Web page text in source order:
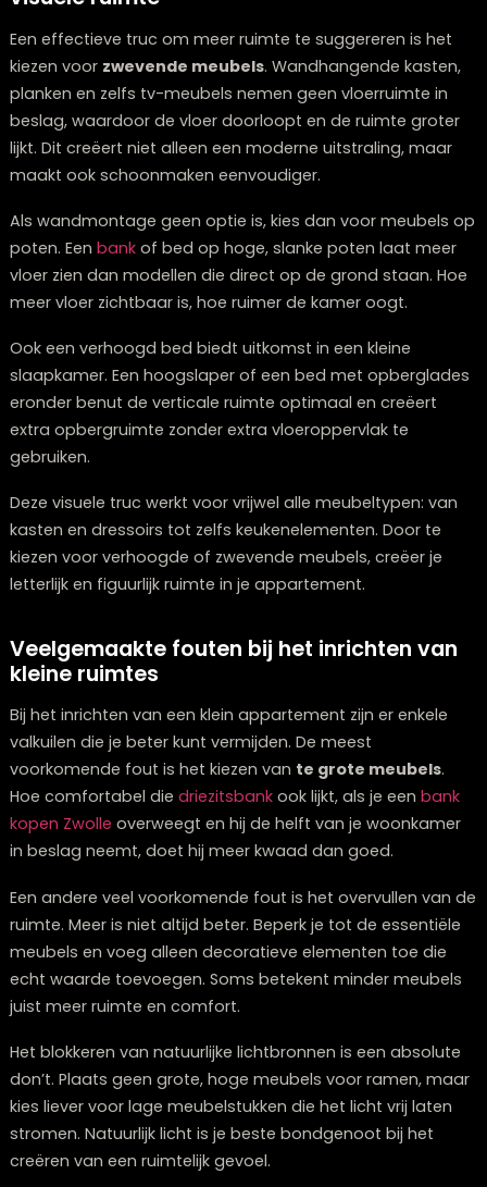
gecombineerd met een hogere boekenkast leidt het
omhoog, wat een ruimtelijker gevoel geeft.
Twijfelt u over welke meubels bij elkaar passen?
Onze stylisten denken graag met u mee.
Plan een stijlconsult
Zwevende en verhoogde meubels voor
visuele ruimte
Een effectieve truc om meer ruimte te suggereren is
kiezen voor
beslag, waardoor de vloer doorloopt en de ruimte
lijkt. Dit creëert niet alleen een moderne uitstraling,
maakt ook schoonmaken eenvoudiger.
poten. Eenbankof bed op hoge, slanke poten laat
vloer zien dan modellen die direct op de grond staan.
meer vloer zichtbaar is, hoe ruimer de kamer oogt.
Ook een verhoogd bed biedt uitkomst in een kleine
slaapkamer. Een hoogslaper of een bed met
eronder benut de verticale ruimte optimaal en creëert
extra opbergruimte zonder extra vloeroppervlak te
gebruiken.
Deze visuele truc werkt voor vrijwel alle meubeltypen:
kasten en dressoirs tot zelfs keukenelementen. Door
kiezen voor verhoogde of zwevende meubels, creëer
Veelgemaakte fouten bij het inrichten
kleine ruimtes
Bij het inrichten van een klein appartement zijn er